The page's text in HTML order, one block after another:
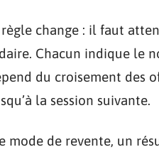
règle change : il faut
Chacun indique le
du croisement des
la session suivante.
de revente, un